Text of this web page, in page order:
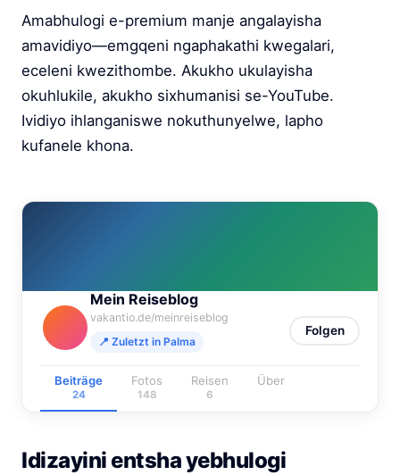
Amabhulogi e-premium manje angalayisha
amavidiyo—emgqeni ngaphakathi kwegalari,
eceleni kwezithombe. Akukho ukulayisha
okuhlukile, akukho sixhumanisi se-YouTube.
Ividiyo ihlanganiswe nokuthunyelwe, lapho
kufanele khona.
Mein Reiseblog
vakantio.de/meinreiseblog
📍 Zuletzt in Palma
Folgen
Beiträge
24
Fotos
148
Reisen
6
Über
Idizayini entsha yebhulogi